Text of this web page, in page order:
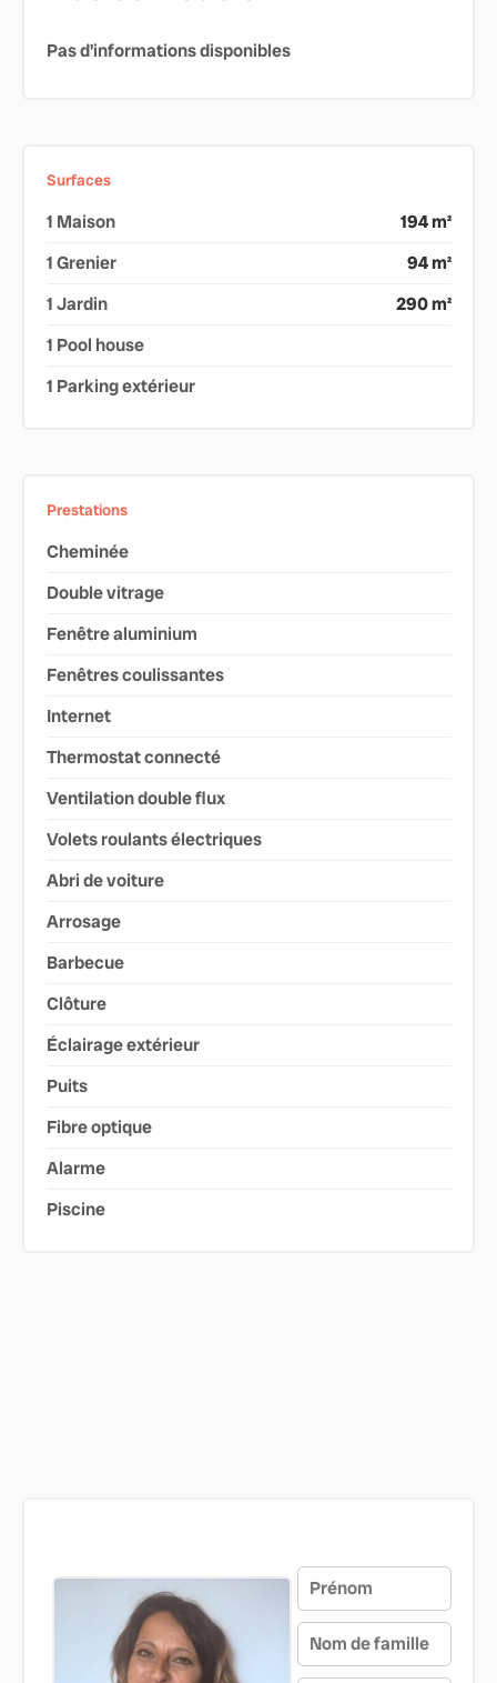
Pas d'informations disponibles
Surfaces
1 Maison
194 m²
1 Grenier
94 m²
1 Jardin
290 m²
1 Pool house
1 Parking extérieur
Prestations
Cheminée
Double vitrage
Fenêtre aluminium
Fenêtres coulissantes
Internet
Thermostat connecté
Ventilation double flux
Volets roulants électriques
Abri de voiture
Arrosage
Barbecue
Clôture
Éclairage extérieur
Puits
Fibre optique
Alarme
Piscine